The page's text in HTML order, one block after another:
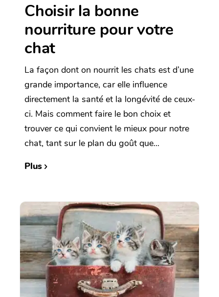
Choisir la bonne
nourriture pour votre
chat
La façon dont on nourrit les chats est d’une
grande importance, car elle influence
directement la santé et la longévité de ceux-
ci. Mais comment faire le bon choix et
trouver ce qui convient le mieux pour notre
chat, tant sur le plan du goût que...
Plus